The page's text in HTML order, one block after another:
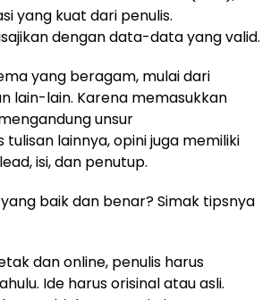
yang kuat dari penulis.
dengan data-data yang valid.
yang beragam, mulai dari
lain-lain. Karena memasukkan
unsur
lainnya, opini juga memiliki
isi, dan penutup.
baik dan benar? Simak tipsnya
dan online, penulis harus
Ide harus orisinal atau asli.